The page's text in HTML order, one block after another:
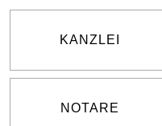
KANZLEI
NOTARE